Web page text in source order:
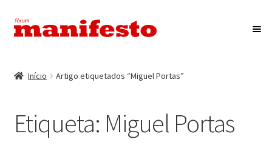
Ir
para
Saltar
para
Eventos
Início Artigo etiquetados “Miguel Portas”
Etiqueta: Miguel Portas